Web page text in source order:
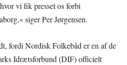
vi fik presset os forbi
siger Per Jørgensen.
fordi Nordisk Folkebåd er en af de
Idrætsforbund (DIF) officielt